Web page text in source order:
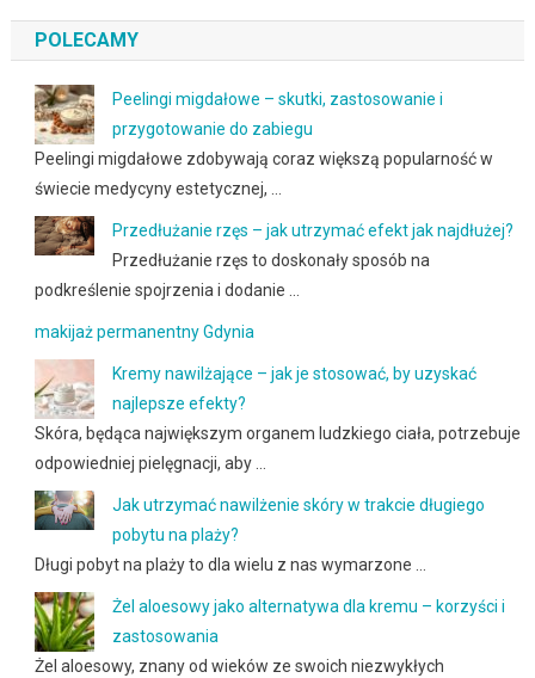
POLECAMY
Peelingi migdałowe – skutki, zastosowanie i
przygotowanie do zabiegu
Peelingi migdałowe zdobywają coraz większą popularność w
świecie medycyny estetycznej, …
Przedłużanie rzęs – jak utrzymać efekt jak najdłużej?
Przedłużanie rzęs to doskonały sposób na
podkreślenie spojrzenia i dodanie …
makijaż permanentny Gdynia
Kremy nawilżające – jak je stosować, by uzyskać
najlepsze efekty?
Skóra, będąca największym organem ludzkiego ciała, potrzebuje
odpowiedniej pielęgnacji, aby …
Jak utrzymać nawilżenie skóry w trakcie długiego
pobytu na plaży?
Długi pobyt na plaży to dla wielu z nas wymarzone …
Żel aloesowy jako alternatywa dla kremu – korzyści i
zastosowania
Żel aloesowy, znany od wieków ze swoich niezwykłych